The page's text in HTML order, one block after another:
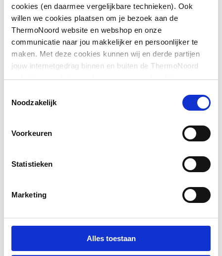
cookies (en daarmee vergelijkbare technieken). Ook
willen we cookies plaatsen om je bezoek aan de
ThermoNoord website en webshop en onze
communicatie naar jou makkelijker en persoonlijker te
maken. Met deze cookies kunnen wij en derde partijen
jouw internetgedrag binnen en buiten de ThermoNoord
website en webshop volgen en verzamelen. Hiermee
communicatie aan jouw interesses aan. We slaan je
Noodzakelijk
Voorkeuren
Statistieken
Marketing
Alles toestaan
Lees verder
Zonnepanelencalculatie
voor installateurs van zonnepanelen. Met
onze service krijg je snel en eenvoudig een
gedetailleerde offerte voor een zonnepanelen